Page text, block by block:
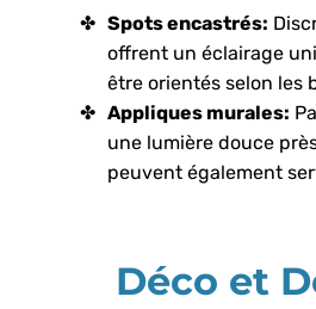
Spots encastrés:
offrent un éclairage
être orientés selon les
Appliques murales:
une lumière douce
peuvent également
Déco et